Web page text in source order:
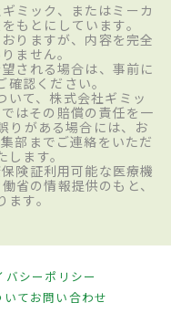
ミック、またはミーカ
もとにしています。
りますが、内容を完全
ません。
される場合は、事前に
認ください。
いて、株式会社ギミッ
はその賠償の責任を一
りがある場合には、お
部までご連絡をいただ
ます。
険証利用可能な医療機
省の情報提供のもと、
す。
バシーポリシー
てお問い合わせ